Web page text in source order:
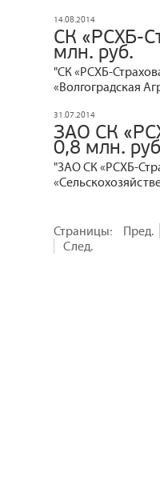
14.08.2014
СК «РСХБ-
млн. руб.
"СК «РСХБ-
«Волгоградская
31.07.2014
ЗАО СК
0,8 млн.
"ЗАО СК «РСХБ-
Страницы:
Пред.
След.